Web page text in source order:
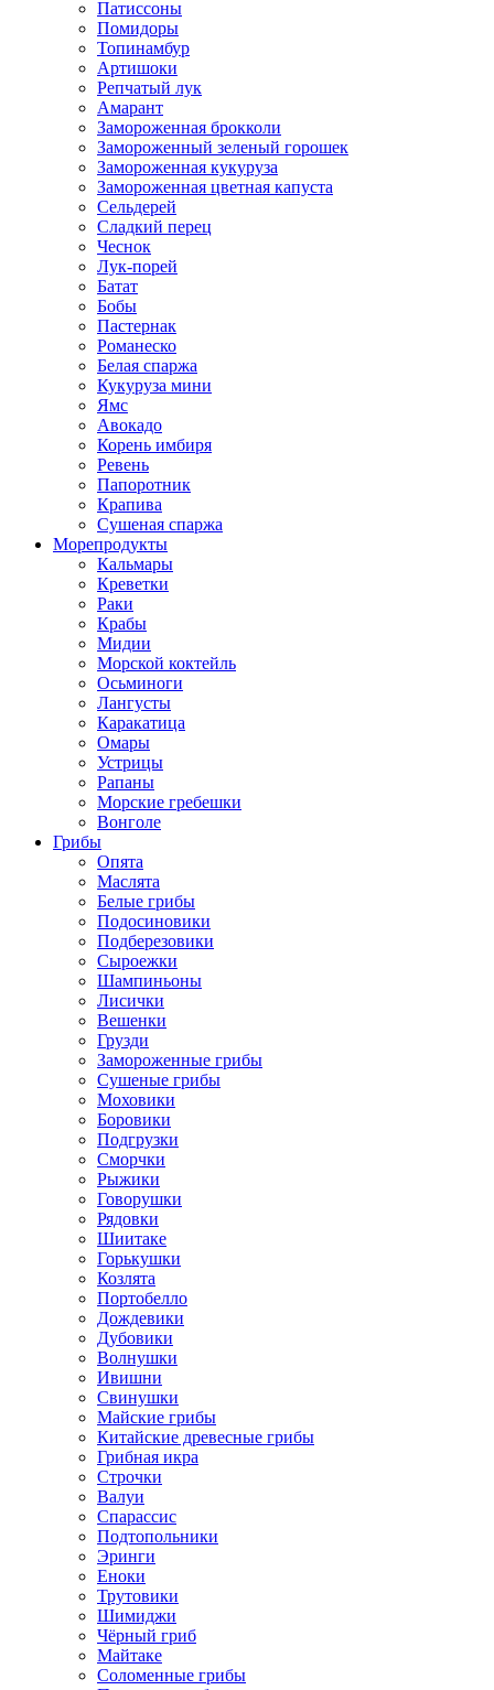
Патиссоны
Помидоры
Топинамбур
Артишоки
Репчатый лук
Амарант
Замороженная брокколи
Замороженный зеленый горошек
Замороженная кукуруза
Замороженная цветная капуста
Сельдерей
Сладкий перец
Чеснок
Лук-порей
Батат
Бобы
Пастернак
Романеско
Белая спаржа
Кукуруза мини
Ямс
Авокадо
Корень имбиря
Ревень
Папоротник
Крапива
Сушеная спаржа
Морепродукты
Кальмары
Креветки
Раки
Крабы
Мидии
Морской коктейль
Осьминоги
Лангусты
Каракатица
Омары
Устрицы
Рапаны
Морские гребешки
Вонголе
Грибы
Опята
Маслята
Белые грибы
Подосиновики
Подберезовики
Сыроежки
Шампиньоны
Лисички
Вешенки
Грузди
Замороженные грибы
Сушеные грибы
Моховики
Боровики
Подгрузки
Сморчки
Рыжики
Говорушки
Рядовки
Шиитаке
Горькушки
Козлята
Портобелло
Дождевики
Дубовики
Волнушки
Ивишни
Свинушки
Майские грибы
Китайские древесные грибы
Грибная икра
Строчки
Валуи
Спарассис
Подтопольники
Эринги
Еноки
Трутовики
Шимиджи
Чёрный гриб
Майтаке
Соломенные грибы